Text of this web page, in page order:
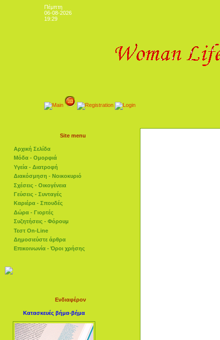
Πέμπτη
06-08-2026
19:29
Site menu
Αρχική Σελίδα
Μόδα - Ομορφιά
Υγεία - Διατροφή
Διακόσμηση - Νοικοκυριό
Σχέσεις - Οικογένεια
Γεύσεις - Συνταγές
Καριέρα - Σπουδές
Δώρα - Γιορτές
Συζητήσεις - Φόρουμ
Τεστ On-Line
Δημοσιεύστε άρθρα
Επικοινωνία - Όροι χρήσης
Ενδιαφέρον
Κατασκευές βήμα-βήμα